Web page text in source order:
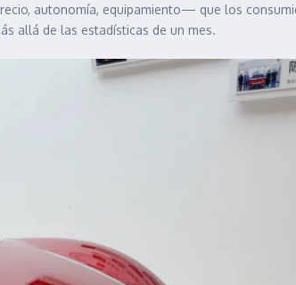
autonomía, equipamiento— que los
allá de las estadísticas de un mes.